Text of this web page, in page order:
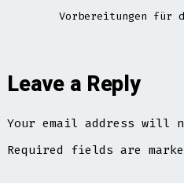
Vorbereitungen für
Leave a Reply
Your email address will
Required fields are